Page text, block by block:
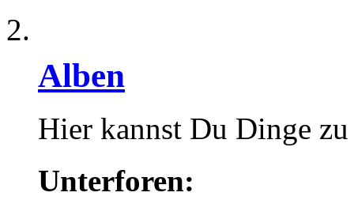
Alben
Hier kannst Du Dinge
Unterforen: